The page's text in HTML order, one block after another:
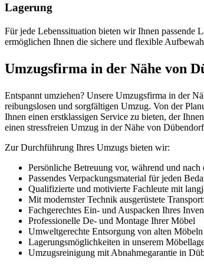
Lagerung
Für jede Lebenssituation bieten wir Ihnen passende
ermöglichen Ihnen die sichere und flexible
Umzugsfirma in der Nähe von
Entspannt umziehen? Unsere Umzugsfirma in der
reibungslosen und sorgfältigen Umzug. Von der
Ihnen einen erstklassigen Service zu bieten, der
einen stressfreien Umzug in der Nähe von
Zur Durchführung Ihres Umzugs bieten wir:
Persönliche Betreuung vor, während und nach
Passendes Verpackungsmaterial für jeden
Qualifizierte und motivierte Fachleute mit
Mit modernster Technik ausgerüstete
Fachgerechtes Ein- und Auspacken Ihres
Professionelle De- und Montage Ihrer Möbel
Umweltgerechte Entsorgung von alten
Lagerungsmöglichkeiten in unserem
Umzugsreinigung mit Abnahmegarantie in